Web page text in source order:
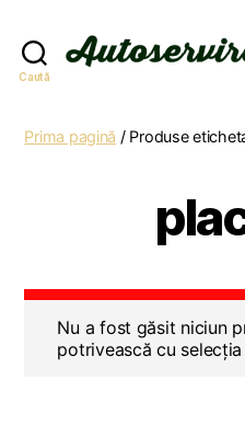
Caută
Prima pagină / Produse
Nu a fost găsit niciun
potrivească cu selecția